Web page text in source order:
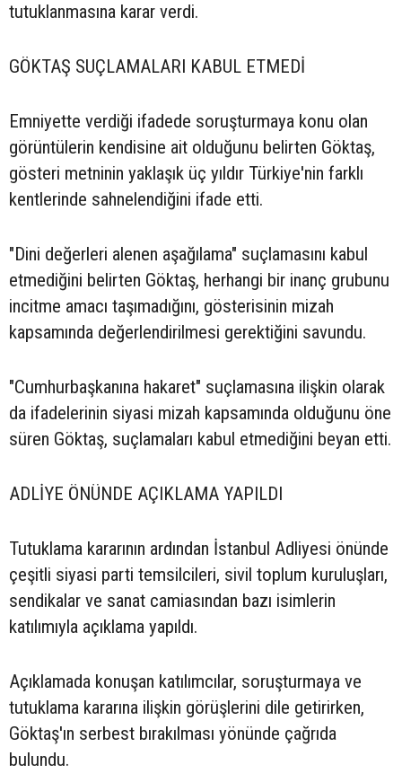
tutuklanmasına karar verdi.
GÖKTAŞ SUÇLAMALARI KABUL ETMEDİ
Emniyette verdiği ifadede soruşturmaya konu olan
görüntülerin kendisine ait olduğunu belirten Göktaş,
gösteri metninin yaklaşık üç yıldır Türkiye'nin farklı
kentlerinde sahnelendiğini ifade etti.
"Dini değerleri alenen aşağılama" suçlamasını kabul
etmediğini belirten Göktaş, herhangi bir inanç grubunu
incitme amacı taşımadığını, gösterisinin mizah
kapsamında değerlendirilmesi gerektiğini savundu.
"Cumhurbaşkanına hakaret" suçlamasına ilişkin olarak
da ifadelerinin siyasi mizah kapsamında olduğunu öne
süren Göktaş, suçlamaları kabul etmediğini beyan etti.
ADLİYE ÖNÜNDE AÇIKLAMA YAPILDI
Tutuklama kararının ardından İstanbul Adliyesi önünde
çeşitli siyasi parti temsilcileri, sivil toplum kuruluşları,
sendikalar ve sanat camiasından bazı isimlerin
katılımıyla açıklama yapıldı.
Açıklamada konuşan katılımcılar, soruşturmaya ve
tutuklama kararına ilişkin görüşlerini dile getirirken,
Göktaş'ın serbest bırakılması yönünde çağrıda
bulundu.